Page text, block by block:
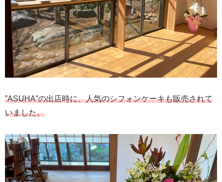
”ASUHA”の出店時に、人気のシフォンケーキも販売されて
いました。